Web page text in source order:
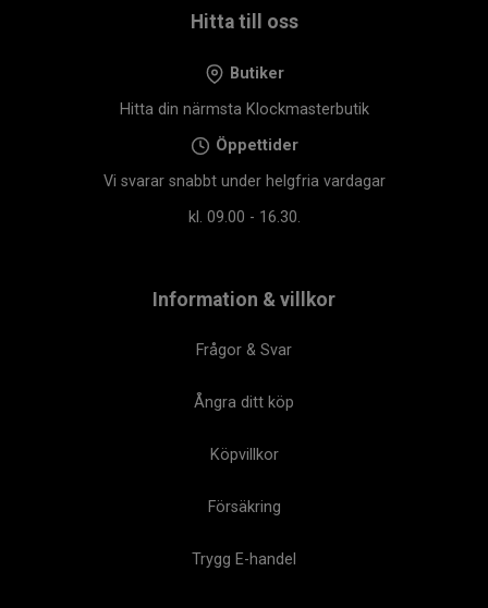
Hitta till oss
Butiker
Hitta din närmsta Klockmasterbutik
Öppettider
Vi svarar snabbt under helgfria vardagar
kl. 09.00 - 16.30.
Information & villkor
Frågor & Svar
Ångra ditt köp
Köpvillkor
Försäkring
Trygg E-handel